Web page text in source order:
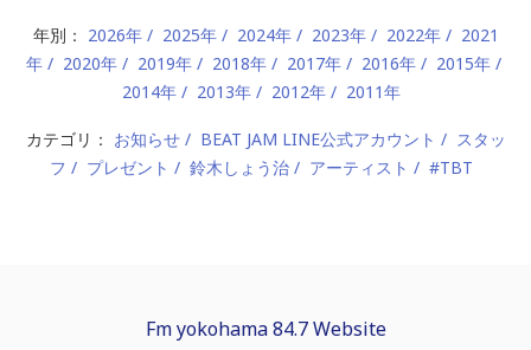
年別： 2026年 2025年 2024年 2023年 2022年
2021
年
2020年 2019年 2018年 2017年 2016年
2015年
2014年
2013年 2012年 2011年
カテゴリ： お知らせ BEAT JAM LINE公式アカウント
スタッ
フ
プレゼント 鈴木しょう治 アーティスト #TBT
Fm yokohama 84.7 Website